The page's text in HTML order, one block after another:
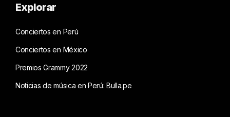
Explorar
Conciertos en Perú
Conciertos en México
Premios Grammy 2022
Noticias de música en Perú: Bulla.pe